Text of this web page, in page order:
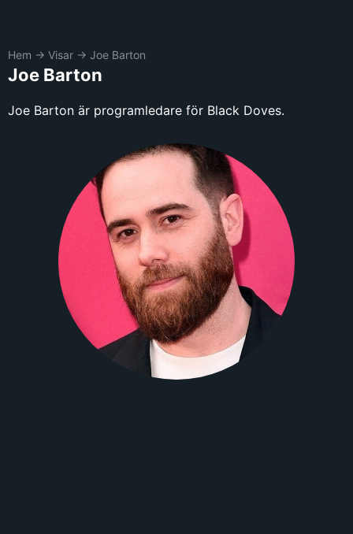
Hem → Visar → Joe Barton
Joe Barton
Joe Barton är programledare för Black Doves.